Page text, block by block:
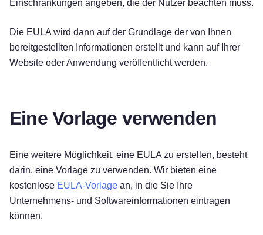
Kostenlos testen!
Einschränkungen angeben, die der Nutzer beachten muss.
Die EULA wird dann auf der Grundlage der von Ihnen
bereitgestellten Informationen erstellt und kann auf Ihrer
Website oder Anwendung veröffentlicht werden.
Eine Vorlage verwenden
Eine weitere Möglichkeit, eine EULA zu erstellen, besteht
darin, eine Vorlage zu verwenden. Wir bieten eine
kostenlose EULA-Vorlage an, in die Sie Ihre
Unternehmens- und Softwareinformationen eintragen
können.